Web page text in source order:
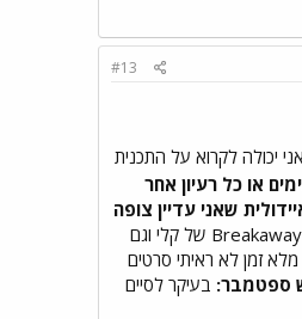
#13
יכולה לקרוא על התכנית
או כל רעיון אחר
שאני עדיין צופה
Live Like We're Dying של קריס, Breakaway של קלי וגם
מלא זמן לא ראיתי סרטים
ספטמבר: בעיקר לסיים